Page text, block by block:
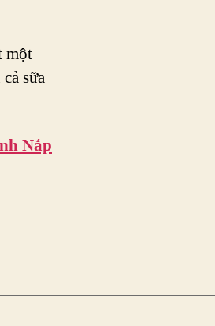
một
sữa
Nắp